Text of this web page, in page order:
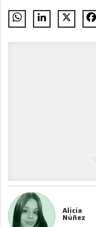
WhatsAppLinkedIn
X
Alicia
Núñez